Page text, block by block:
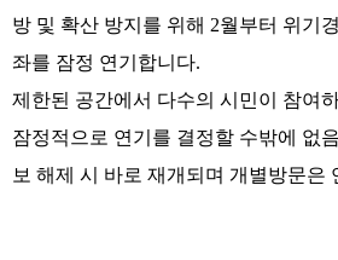
방 및 확산 방지를 위해 2월부터 위기
좌를 잠정 연기합니다.
제한된 공간에서 다수의 시민이 참여
잠정적으로 연기를 결정할 수밖에 없
보 해제 시 바로 재개되며 개별방문은